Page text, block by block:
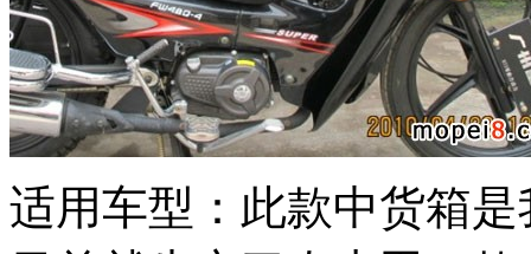
适用车型：此款中货箱